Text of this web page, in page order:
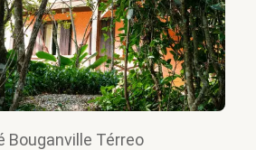
Bouganville Térreo